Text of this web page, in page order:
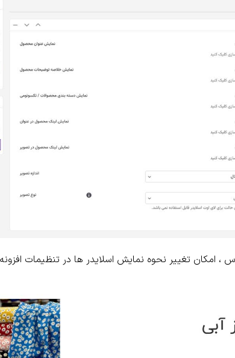
، امکان تغییر نحوه نمایش اسلایدر ها در تنظیمات افزونه